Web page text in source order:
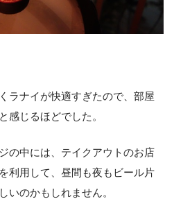
ラナイが快適すぎたので、部屋
感じるほどでした。
の中には、テイクアウトのお店
利用して、昼間も夜もビール片
いのかもしれません。